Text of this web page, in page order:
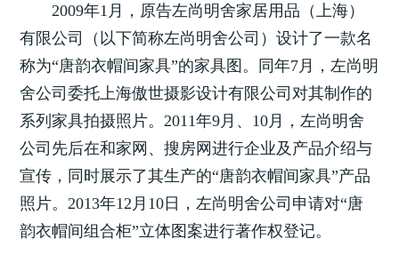
2009年1月，原告左尚明舍家居用品（上海）
有限公司（以下简称左尚明舍公司）设计了一款名
称为“唐韵衣帽间家具”的家具图。同年7月，左尚明
舍公司委托上海傲世摄影设计有限公司对其制作的
系列家具拍摄照片。2011年9月、10月，左尚明舍
公司先后在和家网、搜房网进行企业及产品介绍与
宣传，同时展示了其生产的“唐韵衣帽间家具”产品
照片。2013年12月10日，左尚明舍公司申请对“唐
韵衣帽间组合柜”立体图案进行著作权登记。